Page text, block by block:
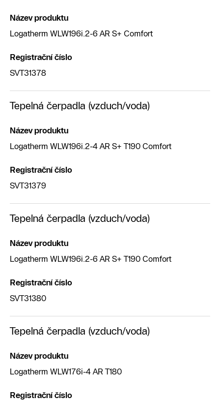
Název produktu
Logatherm WLW196i.2-6 AR S+ Comfort
Registrační číslo
SVT31378
Tepelná čerpadla (vzduch/voda)
Název produktu
Logatherm WLW196i.2-4 AR S+ T190 Comfort
Registrační číslo
SVT31379
Tepelná čerpadla (vzduch/voda)
Název produktu
Logatherm WLW196i.2-6 AR S+ T190 Comfort
Registrační číslo
SVT31380
Tepelná čerpadla (vzduch/voda)
Název produktu
Logatherm WLW176i-4 AR T180
Registrační číslo